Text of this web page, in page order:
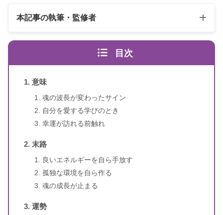
本記事の執筆・監修者
スピリカ（自己紹介はこちら）
目次
意味
魂の波長が変わったサイン
自分を愛する学びのとき
幸運が訪れる前触れ
末路
良いエネルギーを自ら手放す
孤独な環境を自ら作る
魂の成長が止まる
運勢